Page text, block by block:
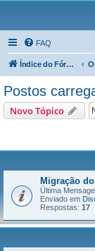
FAQ
Índice do Fórum
Postos
Novo Tópico
Migração
Última
Enviado em
Respostas: 17